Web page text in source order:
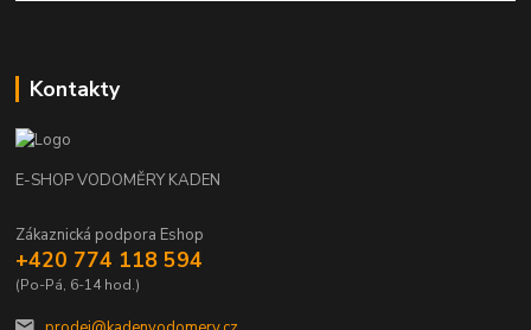
Kontakty
E-SHOP VODOMĚRY KADEN
Zákaznická podpora Eshop
+420 774 118 594
(Po-Pá, 6-14 hod.)